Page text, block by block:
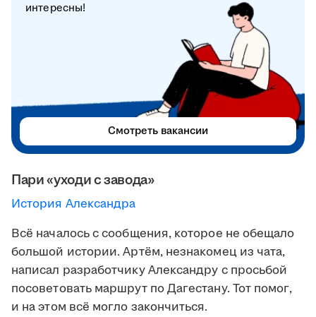
Пари «уходи с завода»
История Александра
Всё началось с сообщения, которое не обещало
большой истории. Артём, незнакомец из чата,
написал разработчику Александру с просьбой
посоветовать маршрут по Дагестану. Тот помог,
и на этом всё могло закончиться.
интересны!
Смотреть вакансии